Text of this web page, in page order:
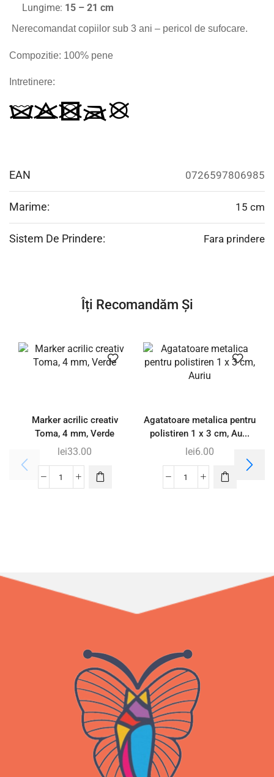
Lungime: 15 – 21 cm
Nerecomandat copiilor sub 3 ani – pericol de sufocare.
Compozitie: 100% pene
Intretinere:
EAN 0726597806985
Marime: 15 cm
Sistem De Prindere: Fara prindere
Îți Recomandăm Și
Marker acrilic creativ
Toma, 4 mm, Verde
lei33.00
Agatatoare metalica pentru
polistiren 1 x 3 cm, Au...
lei6.00